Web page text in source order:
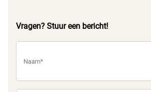
Vragen? Stuur een bericht!